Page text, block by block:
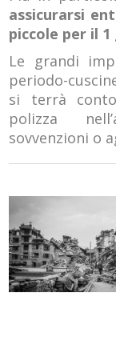
assicurarsi
piccole per il 1
Le grandi
periodo-
si terrà
polizza
sovvenzioni o